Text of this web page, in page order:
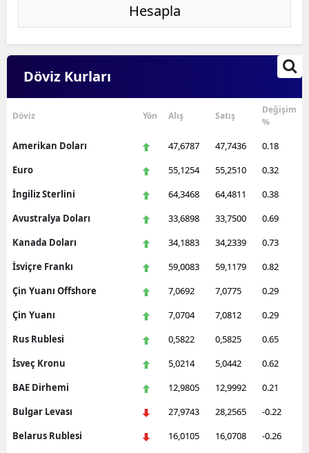
Hesapla
Döviz Kurları
Döviz Yön Alış Satış
Değişim
%
Amerikan Doları 47,6787 47,7436
0.18
Euro
55,1254 55,2510
0.32
İngiliz Sterlini
64,3468 64,4811
0.38
Avustralya Doları
33,6898 33,7500
0.69
Kanada Doları
34,1883 34,2339
0.73
İsviçre Frankı
59,0083 59,1179
0.82
Çin Yuanı Offshore
7,0692 7,0775
0.29
Çin Yuanı
7,0704 7,0812
0.29
Rus Rublesi
0,5822 0,5825
0.65
İsveç Kronu
5,0214 5,0442
0.62
BAE Dirhemi
12,9805 12,9992
0.21
Bulgar Levası
27,9743 28,2565
-0.22
Belarus Rublesi
16,0105 16,0708
-0.26